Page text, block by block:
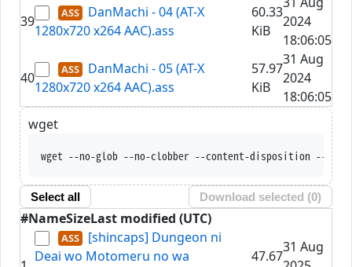
39
DanMachi - 04 (AT-X
1280x720 x264 AAC).ass
60.33
KiB
2024
18:06:05
40
DanMachi - 05 (AT-X
1280x720 x264 AAC).ass
57.97
KiB
31 Aug
2024
18:06:05
wget
wget --no-glob --no-clobber
Select all Download selected (0)
#NameSizeLast modified (UTC)
[shincaps] Dungeon ni
Deai wo Motomeru no wa
47.67
31 Aug